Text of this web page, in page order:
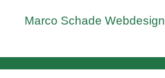
Marco Schade Webdesign